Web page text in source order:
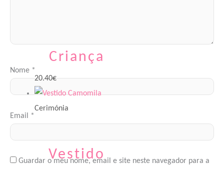
Nome *
Email *
Guardar o meu nome, email e site neste navegador para a
Criança
20.40€
Cerimónia
Vestido